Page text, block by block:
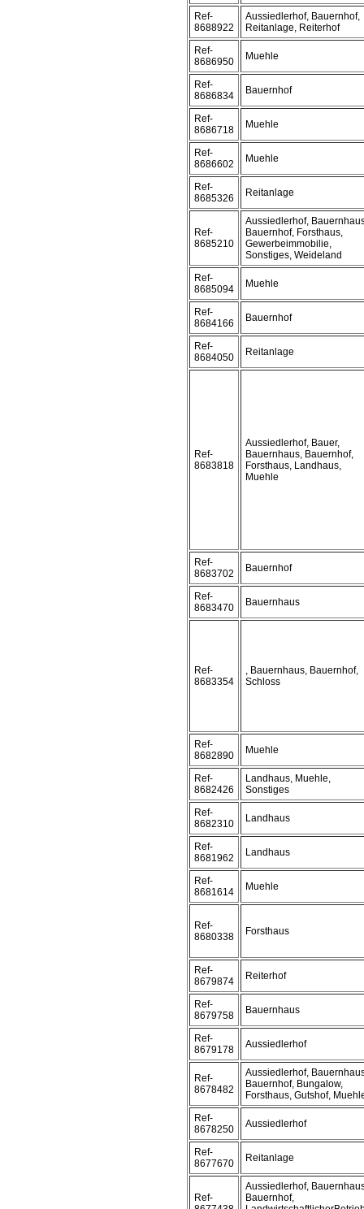
Ref-
8688922
Aussiedlerhof, Bauernhof,
Reitanlage, Reiterhof
Ref-
8686950
Muehle
Ref-
8686834
Bauernhof
Ref-
8686718
Muehle
Ref-
8686602
Muehle
Ref-
8685326
Reitanlage
Ref-
8685210
Aussiedlerhof,
Bauernhof, Forsthaus,
Gewerbeimmobilie,
Sonstiges, Weideland
Ref-
8685094
Muehle
Ref-
8684166
Bauernhof
Ref-
8684050
Reitanlage
Ref-
8683818
Aussiedlerhof, Bauer,
Bauernhaus, Bauernhof,
Forsthaus, Landhaus,
Muehle
Ref-
8683702
Bauernhof
Ref-
8683470
Bauernhaus
Ref-
8683354
, Bauernhaus, Bauernhof,
Schloss
Ref-
8682890
Muehle
Ref-
8682426
Landhaus, Muehle,
Sonstiges
Ref-
8682310
Landhaus
Ref-
8681962
Landhaus
Ref-
8681614
Muehle
Ref-
8680338
Forsthaus
Ref-
8679874
Reiterhof
Ref-
8679758
Bauernhaus
Ref-
8679178
Aussiedlerhof
Ref-
8678482
Aussiedlerhof,
Bauernhof, Bungalow,
Forsthaus, Gutshof,
Ref-
8678250
Aussiedlerhof
Ref-
8677670
Reitanlage
Ref-
Aussiedlerhof,
Bauernhof,